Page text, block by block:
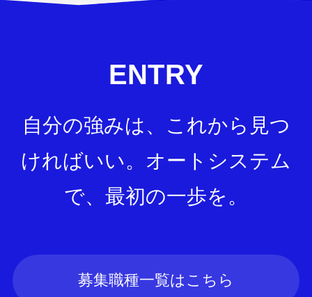
ENTRY
自分の強みは、これから見つ
ければいい。 オートシステム
で、最初の一歩を。
募集職種一覧はこちら